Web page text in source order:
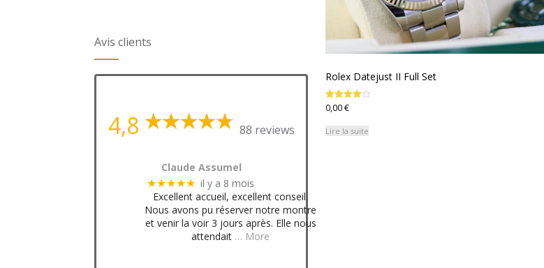
Rolex Datejust II Full Set
Note
4.00
0,00€
Lire la suite
Avis clients
4,8 88 reviews
Claude Assumel
★★★★★ il y a 8 mois
Excellent accueil, excellent conseil.
Nous avons pu réserver notre montre
et venir la voir 3 jours après. Elle nous
attendait … More